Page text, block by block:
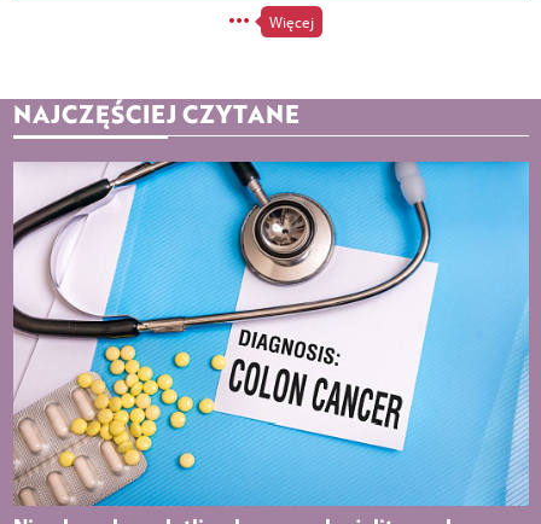
Więcej
NAJCZĘŚCIEJ CZYTANE